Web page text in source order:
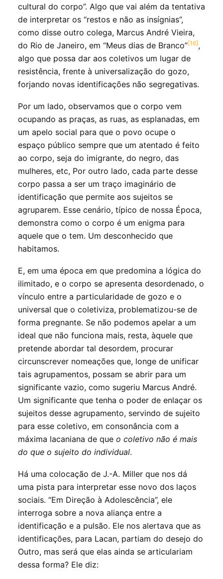
cultural do corpo”. Algo que vai além da tentativa
de interpretar os “restos e não as insígnias”,
como disse outro colega, Marcus André Vieira,
do Rio de Janeiro, em “Meus dias de Branco”[16],
algo que possa dar aos coletivos um lugar de
resistência, frente à universalização do gozo,
forjando novas identificações não segregativas.
Por um lado, observamos que o corpo vem
ocupando as praças, as ruas, as esplanadas, em
um apelo social para que o povo ocupe o
espaço público sempre que um atentado é feito
ao corpo, seja do imigrante, do negro, das
mulheres, etc, Por outro lado, cada parte desse
corpo passa a ser um traço imaginário de
identificação que permite aos sujeitos se
agruparem. Esse cenário, típico de nossa Época,
demonstra como o corpo é um enigma para
aquele que o tem. Um desconhecido que
habitamos.
E, em uma época em que predomina a lógica do
ilimitado, e o corpo se apresenta desordenado, o
vínculo entre a particularidade de gozo e o
universal que o coletiviza, problematizou-se de
forma pregnante. Se não podemos apelar a um
ideal que não funciona mais, resta, àquele que
pretende abordar tal desordem, procurar
circunscrever nomeações que, longe de unificar
tais agrupamentos, possam se abrir para um
significante vazio, como sugeriu Marcus André.
Um significante que tenha o poder de enlaçar os
sujeitos desse agrupamento, servindo de sujeito
para esse coletivo, em consonância com a
máxima lacaniana de que o coletivo não é mais
do que o sujeito do individual.
Há uma colocação de J.-A. Miller que nos dá
uma pista para interpretar esse novo dos laços
sociais. “Em Direção à Adolescência”, ele
interroga sobre a nova aliança entre a
identificação e a pulsão. Ele nos alertava que as
identificações, para Lacan, partiam do desejo do
Outro, mas será que elas ainda se articulariam
dessa forma? Ele diz: